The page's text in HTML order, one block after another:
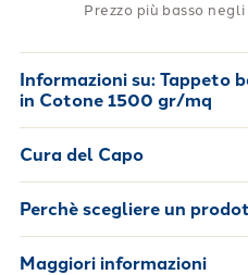
Prezzo più basso
Informazioni su: Tappeto
in Cotone 1500 gr/mq
Cura del Capo
Perchè scegliere un
Maggiori informazioni